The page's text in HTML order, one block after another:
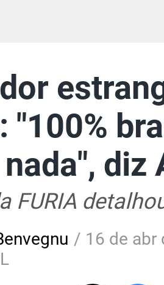
"100%
diz
FURIA
/ 16 de abr